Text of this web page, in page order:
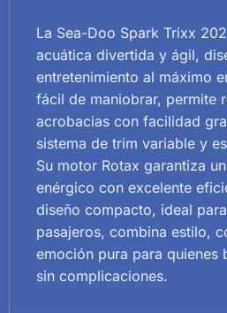
La Sea-Doo Spark Trixx
acuática divertida y ágil,
entretenimiento al máximo
fácil de maniobrar, permite
acrobacias con facilidad
sistema de trim variable y
Su motor Rotax garantiza
enérgico con excelente
diseño compacto, ideal
pasajeros, combina estilo,
emoción pura para quienes
sin complicaciones.